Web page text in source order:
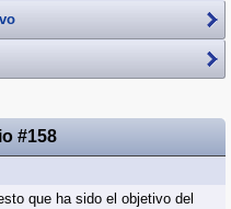
#158
que ha sido el objetivo del